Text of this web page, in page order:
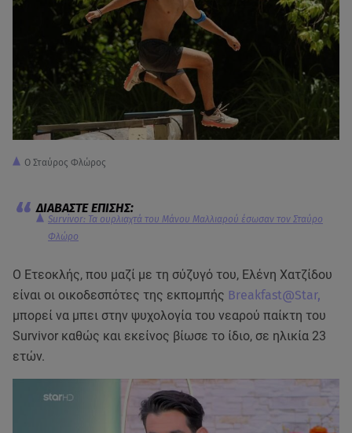
Ο Σταύρος Φλώρος
Survivor: Τα ουρλιαχτά του Μάνου Μαλλιαρού έσωσαν τον Σταύρο
Φλώρο
Ο Ετεοκλής, που μαζί με τη σύζυγό του, Ελένη Χατζίδου
είναι οι οικοδεσπότες της εκπομπής Breakfast@Star,
μπορεί να μπει στην ψυχολογία του νεαρού παίκτη του
Survivor καθώς και εκείνος βίωσε το ίδιο, σε ηλικία 23
ετών.